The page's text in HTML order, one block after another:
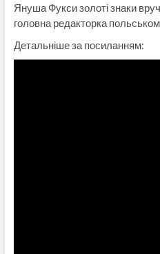
Януша Фукси золоті знаки
головна редакторка
Детальніше за посиланням: